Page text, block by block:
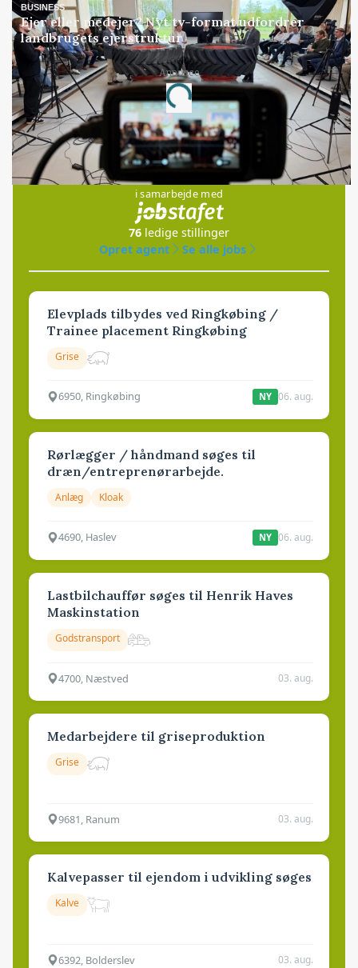
BUSINESS
Ejer eller medejer? Nyt tv-format udfordrer
landbrugets ejerstruktur
Annonce
Loading...
Jobs
i samarbejde med
76 ledige stillinger
Opret agent
Se alle jobs
Elevplads tilbydes ved Ringkøbing /
Trainee placement Ringkøbing
Grise
6950, Ringkøbing NY 06. aug.
Rørlægger / håndmand søges til
dræn/entreprenørarbejde.
Anlæg Kloak
4690, Haslev NY 06. aug.
Lastbilchauffør søges til Henrik Haves
Maskinstation
Godstransport
4700, Næstved 03. aug.
Medarbejdere til griseproduktion
Grise
9681, Ranum 03. aug.
Kalvepasser til ejendom i udvikling søges
Kalve
6392, Bolderslev 03. aug.